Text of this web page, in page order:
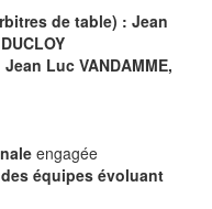
de table) : Jean
Luc VANDAMME,
engagée
équipes évoluant